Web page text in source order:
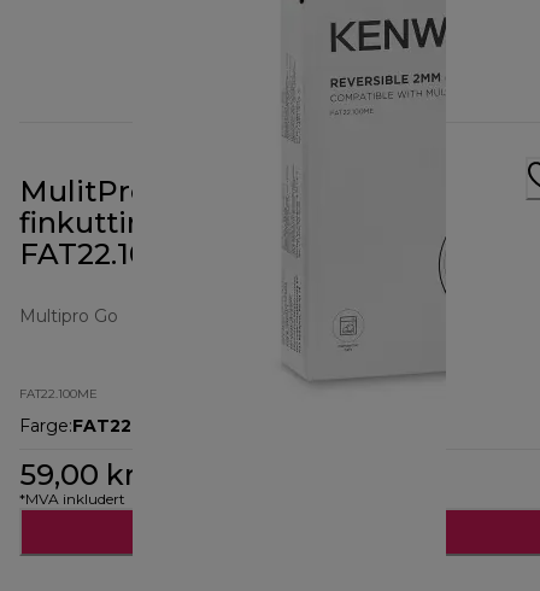
MulitPro Go 2-i-1
finkuttings-/riveskive
FAT22.100ME
Multipro Go
FAT22.100ME
Farge:FAT22.100ME
59,00 kr
*MVA inkludert